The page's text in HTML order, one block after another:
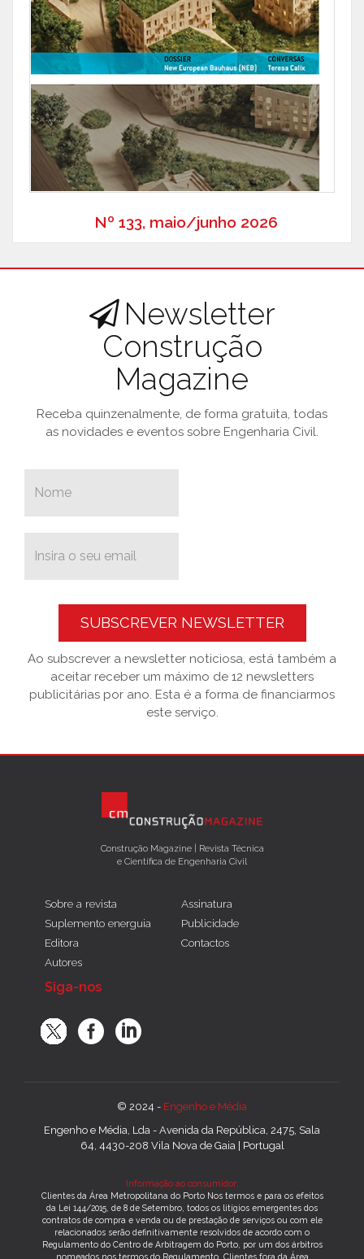
Nº 133, maio/junho 2026
Newsletter
Construção
Magazine
Receba quinzenalmente, de forma gratuita, todas
as novidades e eventos sobre Engenharia Civil.
SUBSCREVER NEWSLETTER
Ao subscrever a newsletter noticiosa, está também a
aceitar receber um máximo de 12 newsletters
publicitárias por ano. Esta é a forma de financiarmos
este serviço.
Construção Magazine | Revista Técnica
e Científica de Engenharia Civil
Sobre a revista
Suplemento energuia
Editora
Autores
Assinatura
Publicidade
Contactos
Siga-nos
© 2024 - Engenho e Média
Engenho e Média, Lda - Avenida da República, 2475, Sala
64, 4430-208 Vila Nova de Gaia | Portugal
Informação ao consumidor:
Clientes da Área Metropolitana do Porto Nos termos e para os efeitos
da Lei 144/2015, de 8 de Setembro, todos os litígios emergentes dos
contratos de compra e venda ou de prestação de serviços ou com ele
relacionados serão definitivamente resolvidos de acordo com o
Regulamento do Centro de Arbitragem do Porto, por um dos árbitros
nomeados nos termos do Regulamento. Clientes fora da Área